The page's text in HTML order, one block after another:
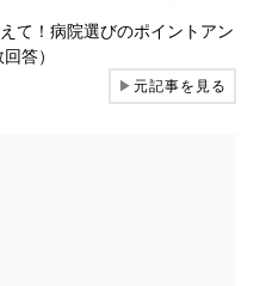
て！病院選びのポイントアン
答）
▶元記事を見る